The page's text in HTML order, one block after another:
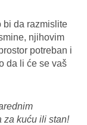
bi da razmislite
njihovim
potreban i
da li će se vaš
za kuću ili stan!